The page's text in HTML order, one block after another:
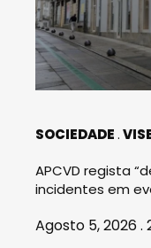
SOCIEDADE
APCVD regista
incidentes em
Agosto 5, 2026 .